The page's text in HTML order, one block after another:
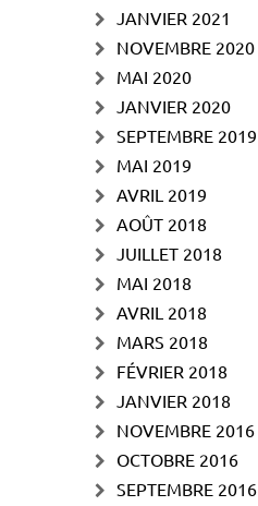
JANVIER 2021
NOVEMBRE 2020
MAI 2020
JANVIER 2020
SEPTEMBRE 2019
MAI 2019
AVRIL 2019
AOÛT 2018
JUILLET 2018
MAI 2018
AVRIL 2018
MARS 2018
FÉVRIER 2018
JANVIER 2018
NOVEMBRE 2016
OCTOBRE 2016
SEPTEMBRE 2016